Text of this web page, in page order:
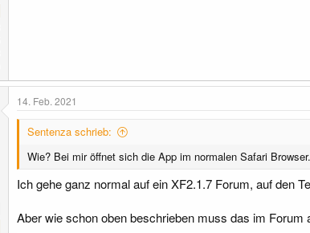
14. Feb. 2021
Sentenza schrieb:
Wie? Bei mir öffnet sich die App im normalen Safari Browser.
Ich gehe ganz normal auf ein XF2.1.7 Forum, auf den
Aber wie schon oben beschrieben muss das im Forum